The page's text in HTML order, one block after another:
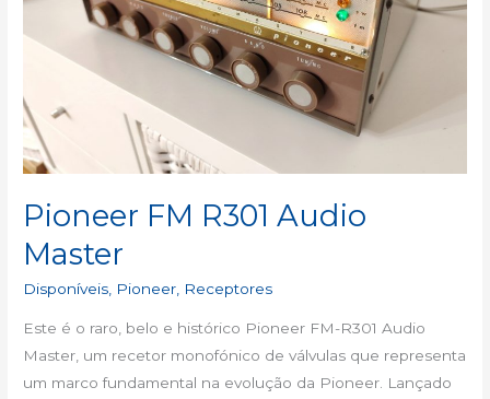
Pioneer FM R301 Audio
Master
Disponíveis Pioneer Receptores
Este é o raro, belo e histórico Pioneer FM-R301 Audio
Master, um recetor monofónico de válvulas que representa
um marco fundamental na evolução da Pioneer. Lançado